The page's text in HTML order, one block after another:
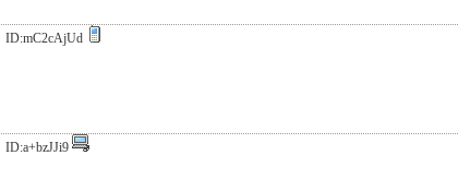
ID:mC2cAjUd
ID:a+bzJJi9